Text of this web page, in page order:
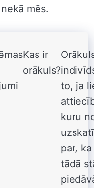
mēs.
Kas ir
orākuls?
to, ja
kuru
par,
tādā